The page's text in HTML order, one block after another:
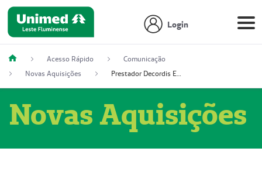
Login
Acesso Rápido
Comunicação
Novas Aquisições
Prestador Decordis Exames Cardiológicos LTDA (51004347-4)
Novas Aquisições